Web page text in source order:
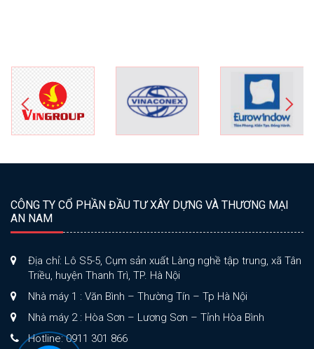
CÔNG TY CỔ PHẦN ĐẦU TƯ XÂY DỰNG VÀ THƯƠNG MẠI
AN NAM
Địa chỉ: Lô S5-5, Cụm sản xuất Làng nghề tập trung, xã Tân
Triều, huyện Thanh Trì, TP. Hà Nội
Nhà máy 1 : Văn Bình – Thường Tín – Tp Hà Nội
Nhà máy 2 : Hòa Sơn – Lương Sơn – Tỉnh Hòa Bình
Hotline: 0911 301 866